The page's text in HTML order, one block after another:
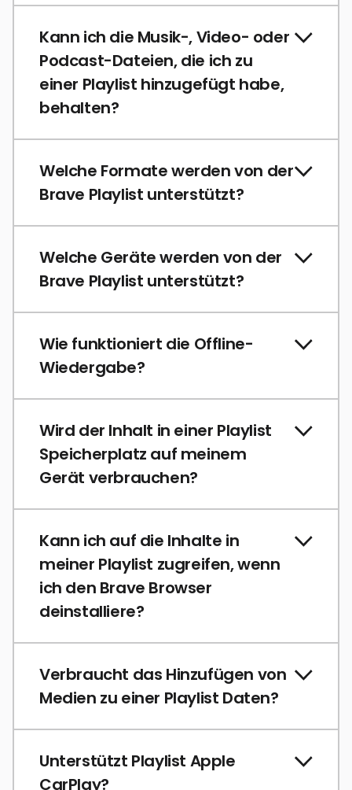
Kann ich die Musik-, Video- oder
Podcast-Dateien, die ich zu
einer Playlist hinzugefügt habe,
behalten?
Welche Formate werden von der
Brave Playlist unterstützt?
Welche Geräte werden von der
Brave Playlist unterstützt?
Wie funktioniert die Offline-
Wiedergabe?
Wird der Inhalt in einer Playlist
Speicherplatz auf meinem
Gerät verbrauchen?
Kann ich auf die Inhalte in
meiner Playlist zugreifen, wenn
ich den Brave Browser
deinstalliere?
Verbraucht das Hinzufügen von
Medien zu einer Playlist Daten?
Unterstützt Playlist Apple
CarPlay?